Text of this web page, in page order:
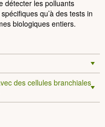
détecter les polluants
qu’à des tests in
biologiques entiers.
des cellules branchiales